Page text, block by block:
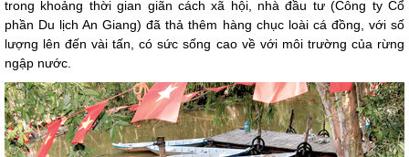
trong khoảng thời gian giãn cách xã hội, nhà đầu tư (Công ty Cổ
phần Du lịch An Giang) đã thả thêm hàng chục loài cá đồng, với số
lượng lên đến vài tấn, có sức sống cao về với môi trường của rừng
ngập nước.